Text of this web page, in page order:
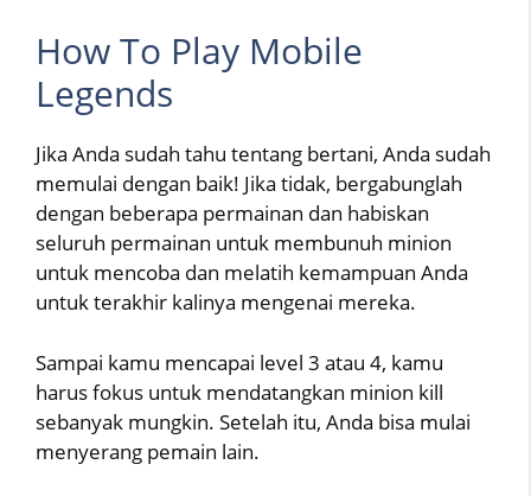
How To Play Mobile
Legends
Jika Anda sudah tahu tentang bertani, Anda sudah
memulai dengan baik! Jika tidak, bergabunglah
dengan beberapa permainan dan habiskan
seluruh permainan untuk membunuh minion
untuk mencoba dan melatih kemampuan Anda
untuk terakhir kalinya mengenai mereka.
Sampai kamu mencapai level 3 atau 4, kamu
harus fokus untuk mendatangkan minion kill
sebanyak mungkin. Setelah itu, Anda bisa mulai
menyerang pemain lain.